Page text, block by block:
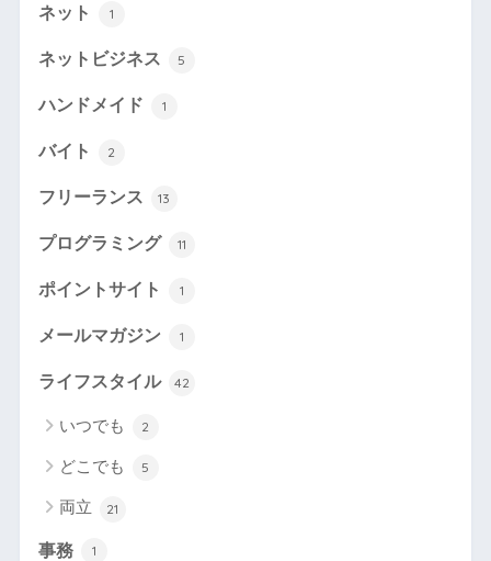
ネット 1
ネットビジネス 5
ハンドメイド 1
バイト 2
フリーランス 13
プログラミング 11
ポイントサイト 1
メールマガジン 1
ライフスタイル 42
いつでも 2
どこでも 5
両立 21
事務 1